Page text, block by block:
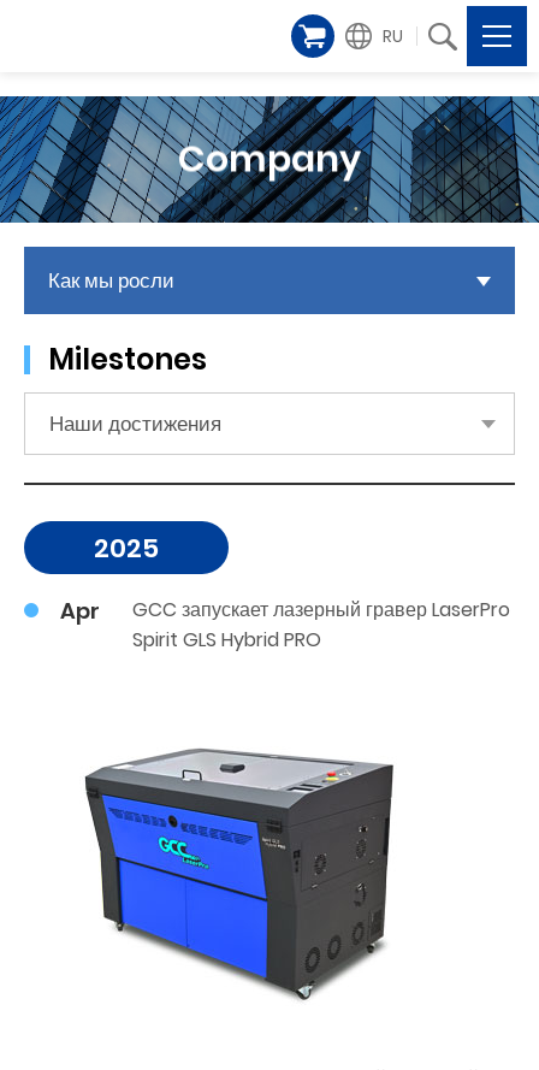
RU
Company
Как мы росли
Milestones
Наши достижения
2025
Apr
GCC запускает лазерный гравер LaserPro
Spirit GLS Hybrid PRO